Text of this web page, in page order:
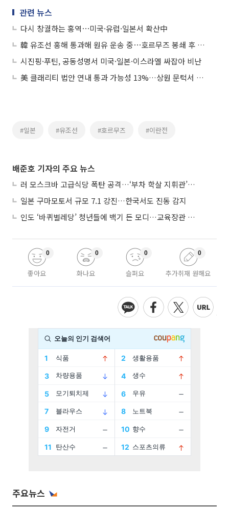
관련 뉴스
다시 창궐하는 홍역⋯미국·유럽·일본서 확산中
韓 유조선 홍해 통과해 원유 운송 중⋯호르무즈 봉쇄 후 다섯 번째
시진핑·푸틴, 공동성명서 미국·일본·이스라엘 싸잡아 비난
美 클래리티 법안 연내 통과 가능성 13%…상원 문턱서 제동
#일본 #유조선 #호르무즈 #이란전
배준호 기자의 주요 뉴스
러 모스크바 고급식당 폭탄 공격…‘부차 학살 지휘관’ 노렸나
일본 구마모토서 규모 7.1 강진…한국서도 진동 감지
인도 ‘바퀴벌레당’ 청년들에 백기 든 모디…교육장관 사퇴
좋아요
0
화나요
0
슬퍼요
0
추가취재 원해요
0
주요뉴스